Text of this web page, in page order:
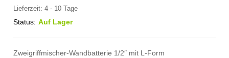
Lieferzeit:4 - 10 Tage
Status: Auf Lager
Zweigriffmischer-Wandbatterie 1/2″ mit L-Form